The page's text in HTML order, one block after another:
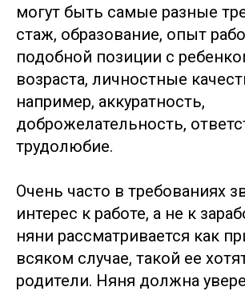
могут быть самые разные
стаж, образование, опыт
подобной позиции с
возраста, личностные
например, аккуратность,
доброжелательность,
трудолюбие.
Очень часто в требованиях
интерес к работе, а не к
няни рассматривается как
всяком случае, такой ее
родители. Няня должна